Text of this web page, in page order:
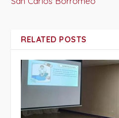
RELATED POSTS